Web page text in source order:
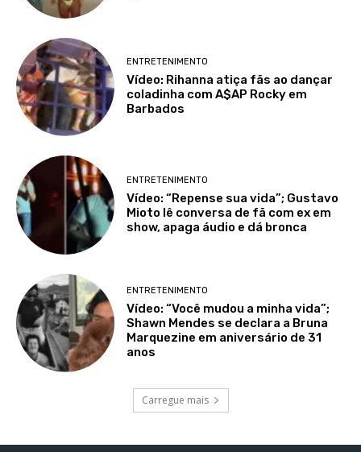
ENTRETENIMENTO
Vídeo: Rihanna atiça fãs ao dançar
coladinha com A$AP Rocky em
Barbados
ENTRETENIMENTO
Vídeo: “Repense sua vida”; Gustavo
Mioto lê conversa de fã com ex em
show, apaga áudio e dá bronca
ENTRETENIMENTO
Vídeo: “Você mudou a minha vida”;
Shawn Mendes se declara a Bruna
Marquezine em aniversário de 31
anos
Carregue mais